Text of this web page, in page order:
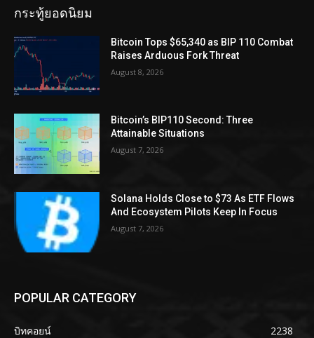
กระทู้ยอดนิยม
Bitcoin Tops $65,340 as BIP 110 Combat
Raises Arduous Fork Threat
August 8, 2026
Bitcoin’s BIP110 Second: Three
Attainable Situations
August 7, 2026
Solana Holds Close to $73 As ETF Flows
And Ecosystem Pilots Keep In Focus
August 7, 2026
POPULAR CATEGORY
บิทคอยน์
2238